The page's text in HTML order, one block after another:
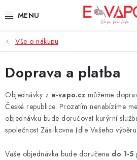
na
3D TISK
TIPY ZA DOBROU CENU
AROMATA A PŘÍCHUTĚ
BÁZE
E-LIQUIDY
Vše o nákupu
Doprava a platba
Objednávky z e-vapo.cz můžeme
České republice. Prozatím nenabízíme
objednávku bude doručovat kurýrní
společnost Zásilkovna (dle Vašeho
Vaše objednávka bude doručena do 1-5